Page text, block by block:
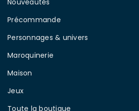
Nouveautés
Précommande
Personnages & univers
Maroquinerie
Maison
Jeux
Toute la boutique